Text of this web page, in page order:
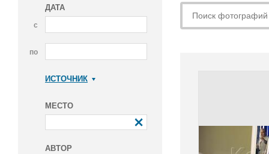
ДАТА
с
по
ИСТОЧНИК
МЕСТО
АВТОР